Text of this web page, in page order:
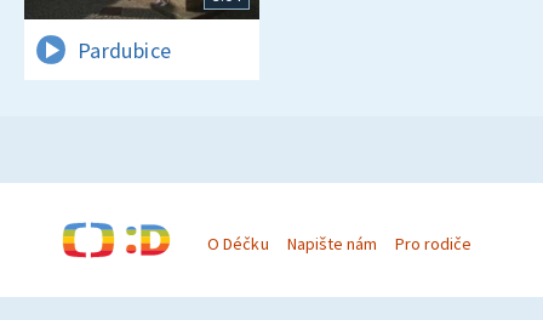
Pardubice
O Déčku Napište nám Pro rodiče